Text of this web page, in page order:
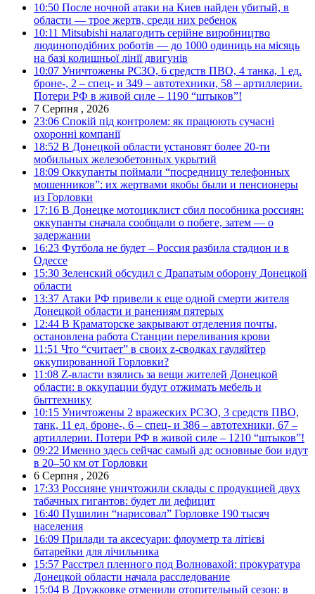
10:50 После ночной атаки на Киев найден убитый, в
области — трое жертв, среди них ребенок
10:11 Mitsubishi налагодить серійне виробництво
людиноподібних роботів — до 1000 одиниць на місяць
на базі колишньої лінії двигунів
10:07 Уничтожены РСЗО, 6 средств ПВО, 4 танка, 1 ед.
броне-, 2 – спец- и 349 – автотехники, 58 – артиллерии.
Потери РФ в живой силе – 1190 “штыков”!
7 Серпня , 2026
23:06 Спокій під контролем: як працюють сучасні
охоронні компанії
18:52 В Донецкой области установят более 20-ти
мобильных железобетонных укрытий
18:09 Оккупанты поймали “посредницу телефонных
мошенников”: их жертвами якобы были и пенсионеры
из Горловки
17:16 В Донецке мотоциклист сбил пособника россиян:
оккупанты сначала сообщали о побеге, затем — о
задержании
16:23 Футбола не будет – Россия разбила стадион и в
Одессе
15:30 Зеленский обсудил с Драпатым оборону Донецкой
области
13:37 Атаки РФ привели к еще одной смерти жителя
Донецкой области и ранениям пятерых
12:44 В Краматорске закрывают отделения почты,
остановлена работа Станции переливания крови
11:51 Что “считает” в своих z-сводках гауляйтер
оккупированной Горловки?
11:08 Z-власти взялись за вещи жителей Донецкой
области: в оккупации будут отжимать мебель и
быттехнику
10:15 Уничтожены 2 вражеских РСЗО, 3 средств ПВО,
танк, 11 ед. броне-, 6 – спец- и 386 – автотехники, 67 –
артиллерии. Потери РФ в живой силе – 1210 “штыков”!
09:22 Именно здесь сейчас самый ад: основные бои идут
в 20–50 км от Горловки
6 Серпня , 2026
17:33 Россияне уничтожили склады с продукцией двух
табачных гигантов: будет ли дефицит
16:40 Пушилин “нарисовал” Горловке 190 тысяч
населения
16:09 Прилади та аксесуари: флоуметр та літієві
батарейки для лічильника
15:57 Расстрел пленного под Волновахой: прокуратура
Донецкой области начала расследование
15:04 В Дружковке отменили отопительный сезон: в